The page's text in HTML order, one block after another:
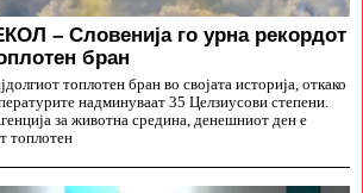
– Словенија го урна рекордот
бран
топлотен бран во својата историја, откако
надминуваат 35 Целзиусови степени.
за животна средина, денешниот ден е
топлотен